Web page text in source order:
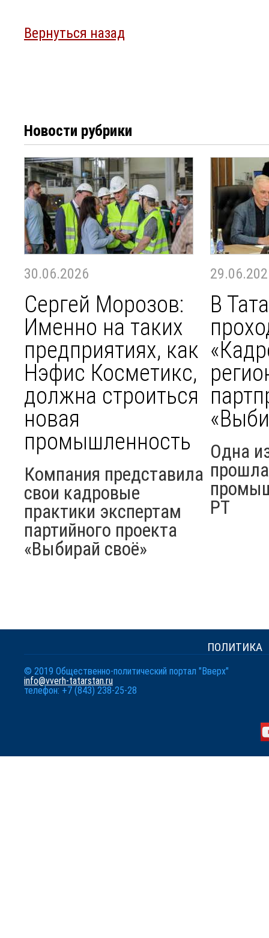
Вернуться назад
Новости рубрики
30.06.2026
Сергей Морозов:
Именно на таких
предприятиях, как
Нэфис Косметикс,
должна строиться
новая
промышленность
Компания представила
свои кадровые
практики экспертам
партийного проекта
«Выбирай своё»
В
Одна
РТ
ПОЛИТИКА
© 2019 Общественно-политический портал "Вверх"
info@vverh-tatarstan.ru
телефон: +7 (843) 238-25-28